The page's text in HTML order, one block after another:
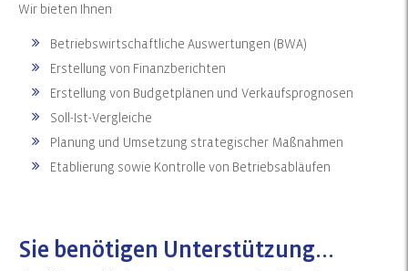
Wir bieten Ihnen
Betriebswirtschaftliche Auswertungen (BWA)
Erstellung von Finanzberichten
Erstellung von Budgetplänen und Verkaufsprognosen
Soll-Ist-Vergleiche
Planung und Umsetzung strategischer Maßnahmen
Etablierung sowie Kontrolle von Betriebsabläufen
Sie benötigen Unterstützung...